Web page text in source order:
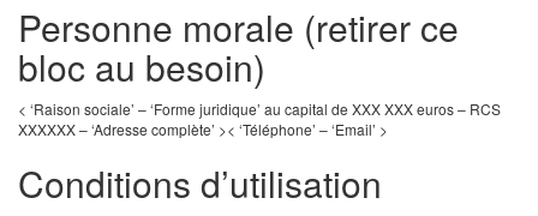
Personne morale (retirer ce
bloc au besoin)
< ‘Raison sociale’ – ‘Forme juridique’ au capital de XXX XXX euros – RCS
XXXXXX – ‘Adresse complète’ >< ‘Téléphone’ – ‘Email’ >
Conditions d’utilisation